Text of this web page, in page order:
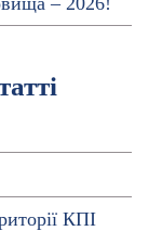
КПІ